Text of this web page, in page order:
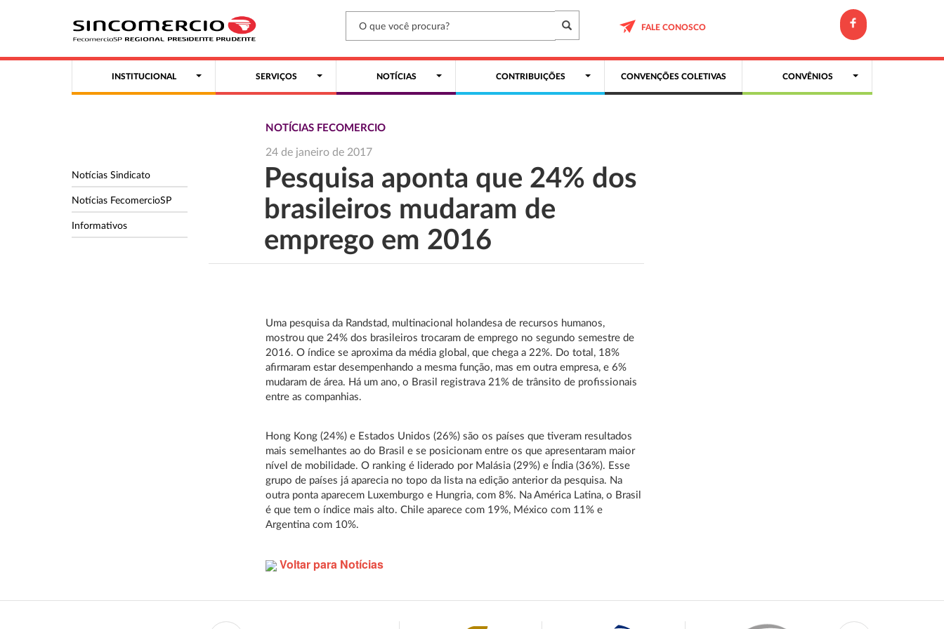
FALE CONOSCO
INSTITUCIONAL SERVIÇOS NOTÍCIAS CONTRIBUIÇÕES CONVENÇÕES COLETIVAS CONVÊNIOS
Notícias Sindicato
Notícias FecomercioSP
Informativos
NOTÍCIAS FECOMERCIO
24 de janeiro de 2017
Pesquisa aponta que 24% dos
brasileiros mudaram de
emprego em 2016
Uma pesquisa da Randstad, multinacional holandesa de recursos humanos,
mostrou que 24% dos brasileiros trocaram de emprego no segundo semestre de
2016. O índice se aproxima da média global, que chega a 22%. Do total, 18%
afirmaram estar desempenhando a mesma função, mas em outra empresa, e 6%
mudaram de área. Há um ano, o Brasil registrava 21% de trânsito de profissionais
entre as companhias.
Hong Kong (24%) e Estados Unidos (26%) são os países que tiveram resultados
mais semelhantes ao do Brasil e se posicionam entre os que apresentaram maior
nível de mobilidade. O ranking é liderado por Malásia (29%) e Índia (36%). Esse
grupo de países já aparecia no topo da lista na edição anterior da pesquisa. Na
outra ponta aparecem Luxemburgo e Hungria, com 8%. Na América Latina, o Brasil
é que tem o índice mais alto. Chile aparece com 19%, México com 11% e
Argentina com 10%.
Voltar para Notícias